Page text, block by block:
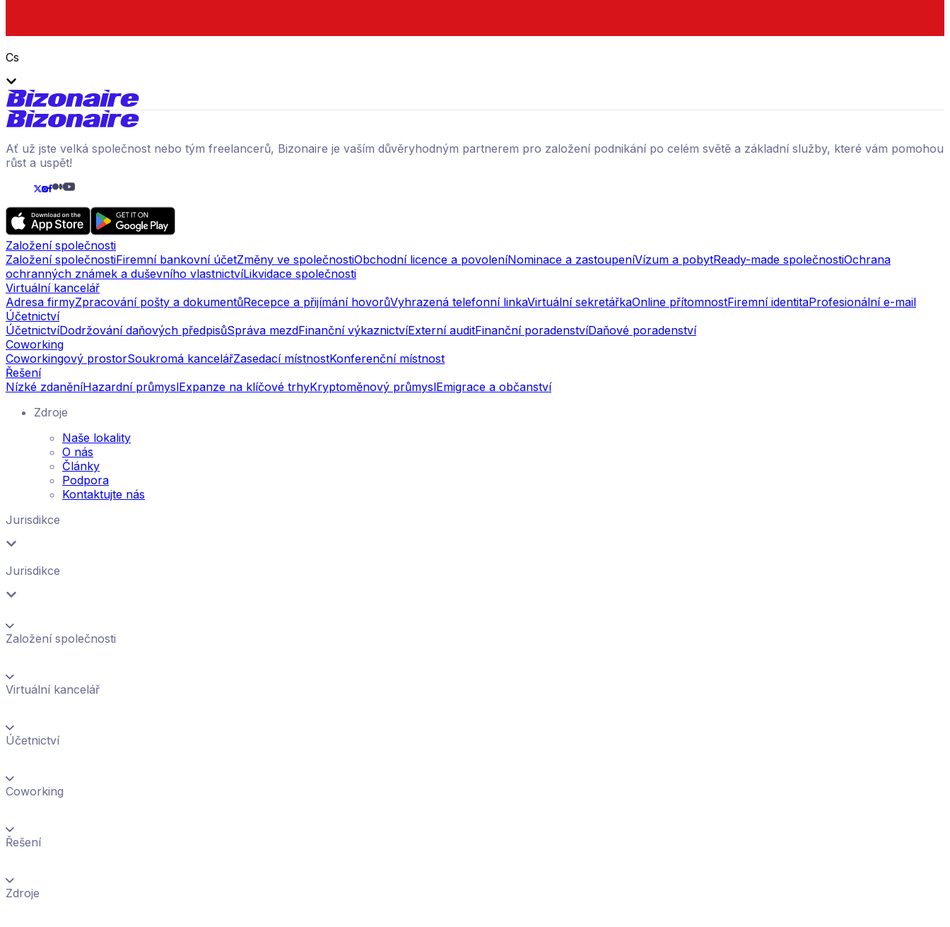
Cs
Ať už jste velká společnost nebo tým freelancerů, Bizonaire je vaším důvěryhodným partnerem pro založení podnikání po celém světě a základní služby, které vám pomohou
růst a uspět!
Založení společnosti
Založení společnostiFiremní bankovní účetZměny ve společnostiObchodní licence a povoleníNominace a zastoupeníVízum a pobytReady-made společnostiOchrana
ochranných známek a duševního vlastnictvíLikvidace společnosti
Virtuální kancelář
Adresa firmyZpracování pošty a dokumentůRecepce a přijímání hovorůVyhrazená telefonní linkaVirtuální sekretářkaOnline přítomnostFiremní identitaProfesionální e-mail
Účetnictví
ÚčetnictvíDodržování daňových předpisůSpráva mezdFinanční výkaznictvíExterní auditFinanční poradenstvíDaňové poradenství
Coworking
Coworkingový prostorSoukromá kancelářZasedací místnostKonferenční místnost
Řešení
Nízké zdaněníHazardní průmyslExpanze na klíčové trhyKryptoměnový průmyslEmigrace a občanství
Zdroje
Naše lokality
O nás
Články
Podpora
Kontaktujte nás
Jurisdikce
Jurisdikce
Založení společnosti
Virtuální kancelář
Účetnictví
Coworking
Řešení
Zdroje